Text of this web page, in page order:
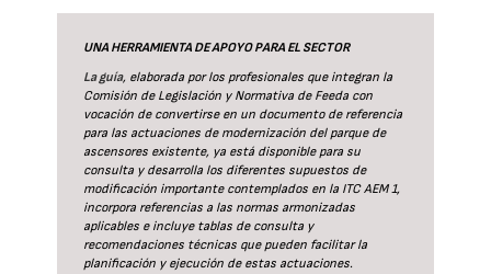
UNA HERRAMIENTA DE APOYO PARA EL SECTOR
La guía, elaborada por los profesionales que integran la
Comisión de Legislación y Normativa de Feeda con
vocación de convertirse en un documento de referencia
para las actuaciones de modernización del parque de
ascensores existente, ya está disponible para su
consulta y desarrolla los diferentes supuestos de
modificación importante contemplados en la ITC AEM 1,
incorpora referencias a las normas armonizadas
aplicables e incluye tablas de consulta y
recomendaciones técnicas que pueden facilitar la
planificación y ejecución de estas actuaciones.